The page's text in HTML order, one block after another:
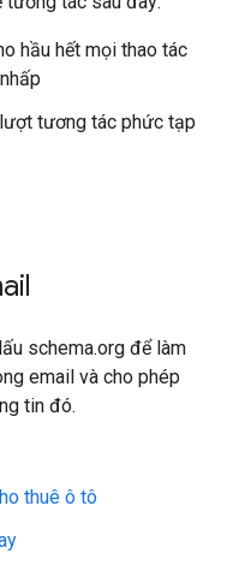
hầu hết mọi thao tác
tương tác phức tạp
schema.org để làm
email và cho phép
tin đó.
thuê ô tô